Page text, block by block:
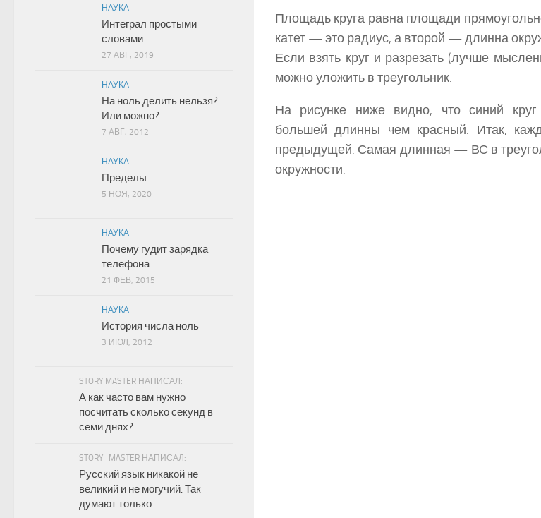
Площадь круга равна площади
катет — это радиус, а второй — длинна
Если взять круг и разрезать (лучше
можно уложить в треугольник.
На рисунке ниже видно, что синий круг
большей длинны чем красный. Итак,
предыдущей. Самая длинная — ВС в
окружности.
НАУКА
Интеграл простыми
словами
27 АВГ, 2019
НАУКА
На ноль делить нельзя?
Или можно?
7 АВГ, 2012
НАУКА
Пределы
5 НОЯ, 2020
НАУКА
Почему гудит зарядка
телефона
21 ФЕВ, 2015
НАУКА
История числа ноль
3 ИЮЛ, 2012
STORY MASTER НАПИСАЛ:
А как часто вам нужно
посчитать сколько секунд в
семи днях?...
STORY_MASTER НАПИСАЛ:
Русский язык никакой не
великий и не могучий. Так
думают только...